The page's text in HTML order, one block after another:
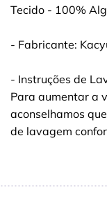
Tecido - 100%
- Fabricante:
- Instruções de
Para aumentar a
aconselhamos
de lavagem